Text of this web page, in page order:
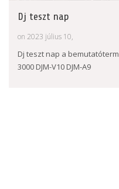
Dj teszt nap
on 2023 július 10,
Dj teszt nap a
3000 DJM-V10 DJM-A9